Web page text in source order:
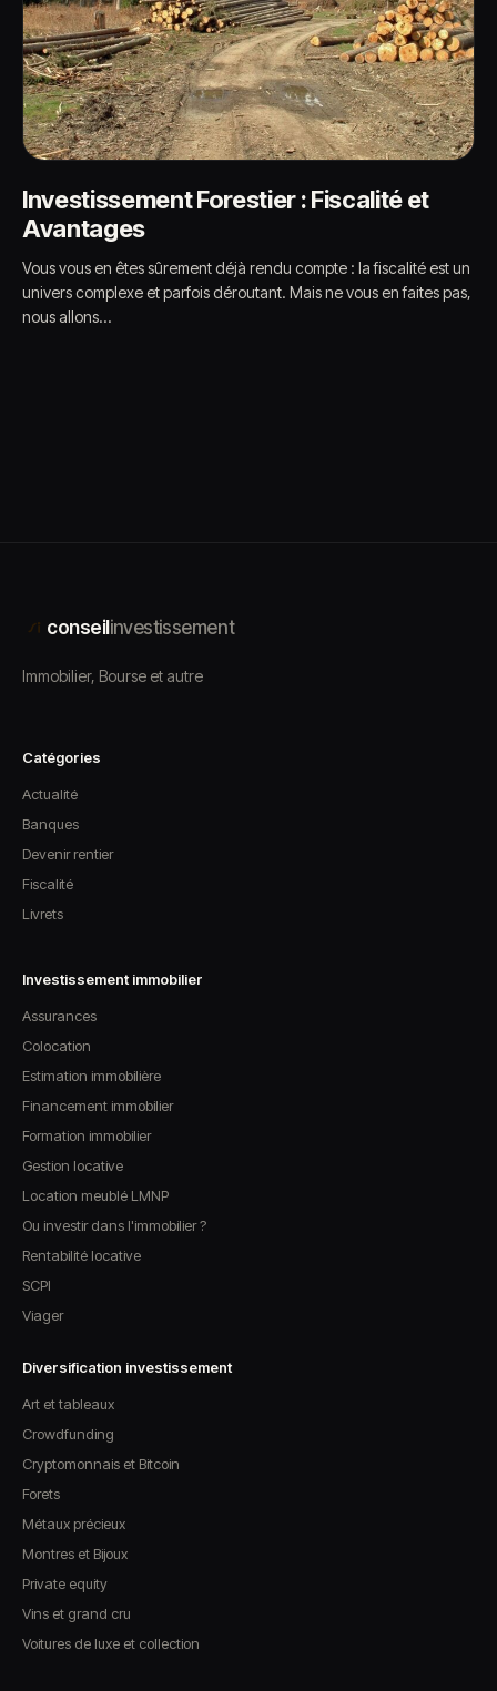
Investissement Forestier : Fiscalité et
Avantages
Vous vous en êtes sûrement déjà rendu compte : la fiscalité est un
univers complexe et parfois déroutant. Mais ne vous en faites pas,
nous allons…
conseilinvestissement
Immobilier, Bourse et autre
Catégories
Actualité
Banques
Devenir rentier
Fiscalité
Livrets
Investissement immobilier
Assurances
Colocation
Estimation immobilière
Financement immobilier
Formation immobilier
Gestion locative
Location meublé LMNP
Ou investir dans l'immobilier ?
Rentabilité locative
SCPI
Viager
Diversification investissement
Art et tableaux
Crowdfunding
Cryptomonnais et Bitcoin
Forets
Métaux précieux
Montres et Bijoux
Private equity
Vins et grand cru
Voitures de luxe et collection